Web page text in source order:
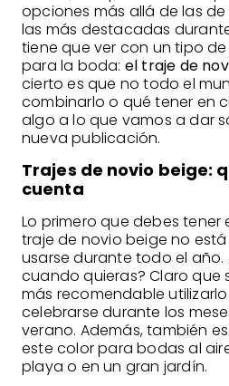
opciones más allá de las
las más destacadas
tiene que ver con un tipo
para la boda: el traje de
cierto es que no todo el
combinarlo o qué tener en
algo a lo que vamos a dar
nueva publicación.
Trajes de novio beige:
cuenta
Lo primero que debes tener
traje de novio beige no
usarse durante todo el año.
cuando quieras? Claro que
más recomendable
celebrarse durante los
verano. Además, también
este color para bodas al
playa o en un gran jardín.